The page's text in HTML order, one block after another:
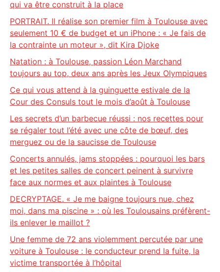
qui va être construit à la place
PORTRAIT. Il réalise son premier film à Toulouse avec
seulement 10 € de budget et un iPhone : « Je fais de
la contrainte un moteur », dit Kira Djoke
Natation : à Toulouse, passion Léon Marchand
toujours au top, deux ans après les Jeux Olympiques
Ce qui vous attend à la guinguette estivale de la
Cour des Consuls tout le mois d’août à Toulouse
Les secrets d’un barbecue réussi : nos recettes pour
se régaler tout l’été avec une côte de bœuf, des
merguez ou de la saucisse de Toulouse
Concerts annulés, jams stoppées : pourquoi les bars
et les petites salles de concert peinent à survivre
face aux normes et aux plaintes à Toulouse
DECRYPTAGE. « Je me baigne toujours nue, chez
moi, dans ma piscine » : où les Toulousains préfèrent-
ils enlever le maillot ?
Une femme de 72 ans violemment percutée par une
voiture à Toulouse : le conducteur prend la fuite, la
victime transportée à l’hôpital